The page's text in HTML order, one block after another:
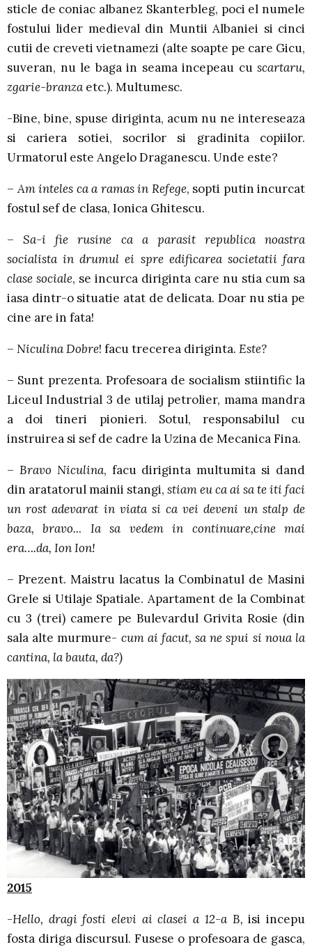
sticle de coniac albanez Skanterbleg, poci el numele
fostului lider medieval din Muntii Albaniei si cinci
cutii de creveti vietnamezi (alte soapte pe care Gicu,
suveran, nu le baga in seama incepeau cu scartaru,
zgarie-branza etc.). Multumesc.
-Bine, bine, spuse diriginta, acum nu ne intereseaza
si cariera sotiei, socrilor si gradinita copiilor.
Urmatorul este Angelo Draganescu. Unde este?
–Am inteles ca a ramas in Refege, sopti putin incurcat
fostul sef de clasa, Ionica Ghitescu.
–Sa-i fie rusine ca a parasit republica noastra
socialista in drumul ei spre edificarea societatii fara
clase sociale, se incurca diriginta care nu stia cum sa
iasa dintr-o situatie atat de delicata. Doar nu stia pe
cine are in fata!
– Niculina Dobre! facu trecerea diriginta. Este?
– Sunt prezenta. Profesoara de socialism stiintific la
Liceul Industrial 3 de utilaj petrolier, mama mandra
a doi tineri pionieri. Sotul, responsabilul cu
instruirea si sef de cadre la Uzina de Mecanica Fina.
– Bravo Niculina, facu diriginta multumita si dand
din aratatorul mainii stangi, stiam eu ca ai sa te iti faci
un rost adevarat in viata si ca vei deveni un stalp de
baza, bravo... Ia sa vedem in continuare,cine mai
era….da, Ion Ion!
– Prezent. Maistru lacatus la Combinatul de Masini
Grele si Utilaje Spatiale. Apartament de la Combinat
cu 3 (trei) camere pe Bulevardul Grivita Rosie (din
sala alte murmure- cum ai facut, sa ne spui si noua la
cantina, la bauta, da?)
2015
-Hello, dragi fosti elevi ai clasei a 12-a B,isi incepu
fosta diriga discursul. Fusese o profesoara de gasca,